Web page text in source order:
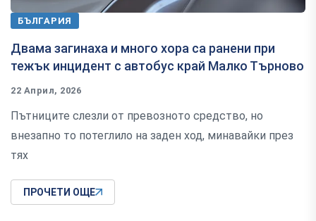
БЪЛГАРИЯ
Двама загинаха и много хора са ранени при
тежък инцидент с автобус край Малко Търново
22 Април, 2026
Пътниците слезли от превозното средство, но
внезапно то потеглило на заден ход, минавайки през
тях
ПРОЧЕТИ ОЩЕ